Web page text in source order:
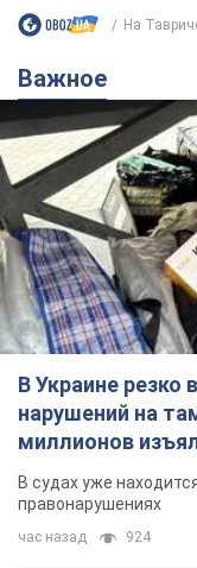
На
Важное
В Украине резко
нарушений на
миллионов
В судах уже
правонарушениях
час назад 924